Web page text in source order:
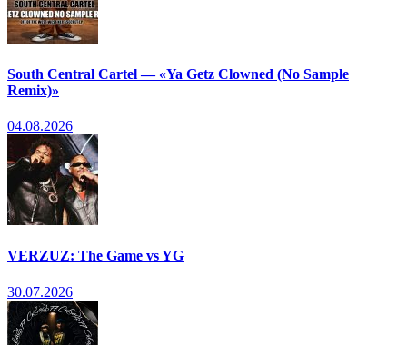
South Central Cartel — «Ya Getz Clowned (No Sample
Remix)»
04.08.2026
VERZUZ: The Game vs YG
30.07.2026